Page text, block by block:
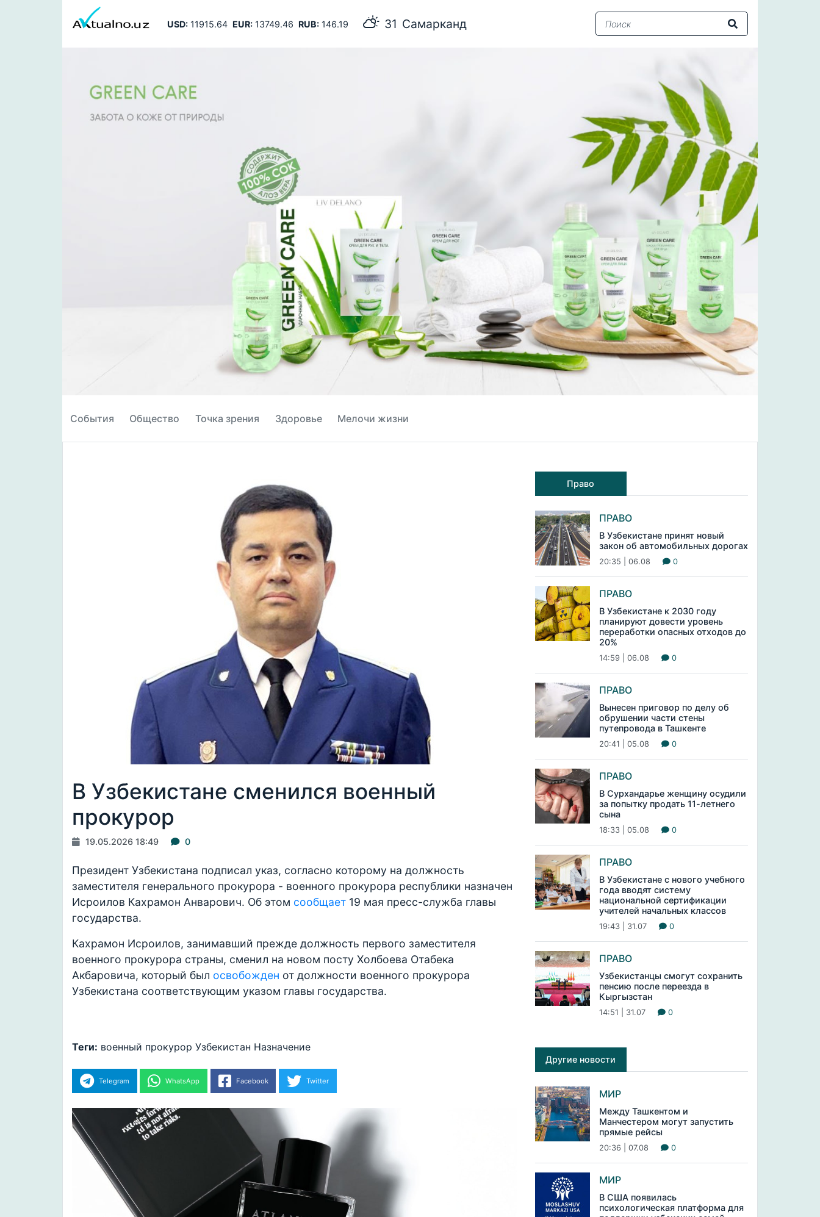
USD:11915.64 EUR:13749.46 RUB:146.19 31 Самарканд
События Общество Точка зрения Здоровье Мелочи жизни
В Узбекистане сменился военный
прокурор
19.05.2026 18:49 0
Президент Узбекистана подписал указ, согласно которому на должность
заместителя генерального прокурора - военного прокурора республики назначен
Исроилов Кахрамон Анварович. Об этом сообщает 19 мая пресс-служба главы
государства.
Кахрамон Исроилов, занимавший прежде должность первого заместителя
военного прокурора страны, сменил на новом посту Холбоева Отабека
Акбаровича, который был освобожден от должности военного прокурора
Узбекистана соответствующим указом главы государства.
Теги: военный прокурор Узбекистан Назначение
Telegram WhatsApp Facebook Twitter
Право
ПРАВО
В Узбекистане принят новый
закон об автомобильных дорогах
20:35 | 06.08 0
ПРАВО
В Узбекистане к 2030 году
планируют довести уровень
переработки опасных отходов до
20%
14:59 | 06.08 0
ПРАВО
Вынесен приговор по делу об
обрушении части стены
путепровода в Ташкенте
20:41 | 05.08 0
ПРАВО
В Сурхандарье женщину осудили
за попытку продать 11-летнего
сына
18:33 | 05.08 0
ПРАВО
В Узбекистане с нового учебного
года вводят систему
национальной сертификации
учителей начальных классов
19:43 | 31.07 0
ПРАВО
Узбекистанцы смогут сохранить
пенсию после переезда в
Кыргызстан
14:51 | 31.07 0
Другие новости
МИР
Между Ташкентом и
Манчестером могут запустить
прямые рейсы
20:36 | 07.08 0
МИР
В США появилась
психологическая платформа для